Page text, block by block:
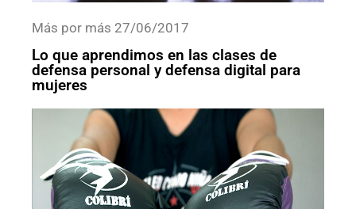
Más por más 27/06/2017
Lo que aprendimos en las clases de
defensa personal y defensa digital para
mujeres